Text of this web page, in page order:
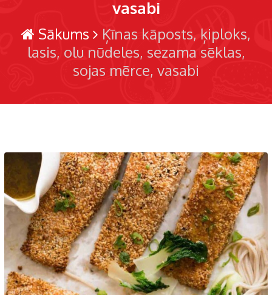
vasabi
Sākums Ķīnas kāposts ķiploks
lasis olu nūdeles sezama sēklas
sojas mērce vasabi